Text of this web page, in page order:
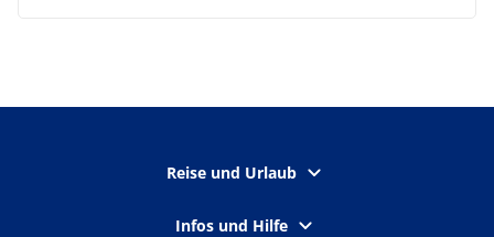
Reise und Urlaub
Infos und Hilfe